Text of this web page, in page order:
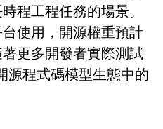
程工程任務的場景。
使用，開源權重預計
更多開發者實際測試
源程式碼模型生態中的